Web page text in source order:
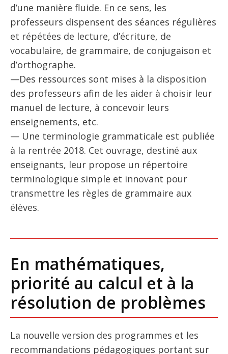
d’une manière fluide. En ce sens, les
professeurs dispensent des séances régulières
et répétées de lecture, d’écriture, de
vocabulaire, de grammaire, de conjugaison et
d’orthographe.
—Des ressources sont mises à la disposition
des professeurs afin de les aider à choisir leur
manuel de lecture, à concevoir leurs
enseignements, etc.
— Une terminologie grammaticale est publiée
à la rentrée 2018. Cet ouvrage, destiné aux
enseignants, leur propose un répertoire
terminologique simple et innovant pour
transmettre les règles de grammaire aux
élèves.
En mathématiques,
priorité au calcul et à la
résolution de problèmes
La nouvelle version des programmes et les
recommandations pédagogiques portant sur